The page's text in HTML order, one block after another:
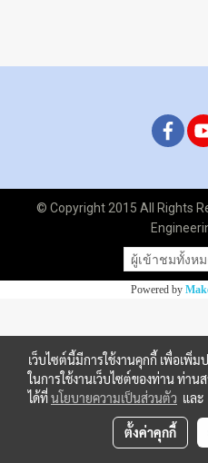
© Copyright 2015 All Rights
ผู้เข้าชมทั้งห
Powered by
เว็บไซต์นี้มีการใช้งานคุกกี้ เพื่อเ
ในการใช้งานเว็บไซต์ของท่าน ท่าน
ได้ที่นโยบายความเป็นส่วนตัว และ
ตั้งค่าคุกกี้